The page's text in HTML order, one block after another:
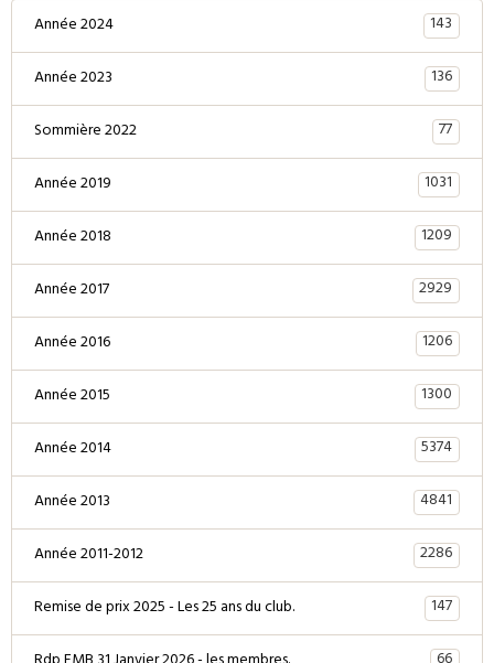
Année 2024
143
Année 2023
136
Sommière 2022
77
Année 2019
1031
Année 2018
1209
Année 2017
2929
Année 2016
1206
Année 2015
1300
Année 2014
5374
Année 2013
4841
Année 2011-2012
2286
Remise de prix 2025 - Les 25 ans du club.
147